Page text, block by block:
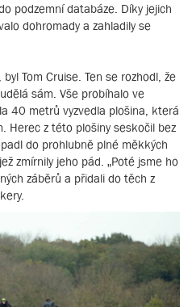
podzemní databáze. Díky jejich
dohromady a zahladily se
Tom Cruise. Ten se rozhodl, že
sám. Vše probíhalo ve
40 metrů vyzvedla plošina, která
Herec z této plošiny seskočil bez
do prohlubně plné měkkých
zmírnily jeho pád. „Poté jsme ho
záběrů a přidali do těch z